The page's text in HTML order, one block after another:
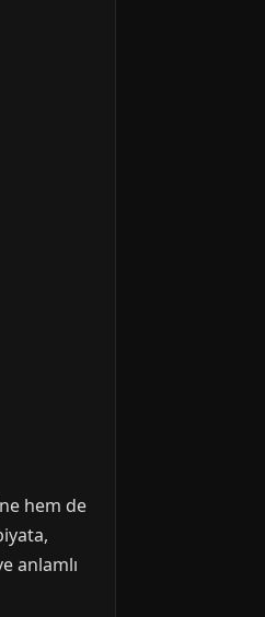
hem de
anlamlı